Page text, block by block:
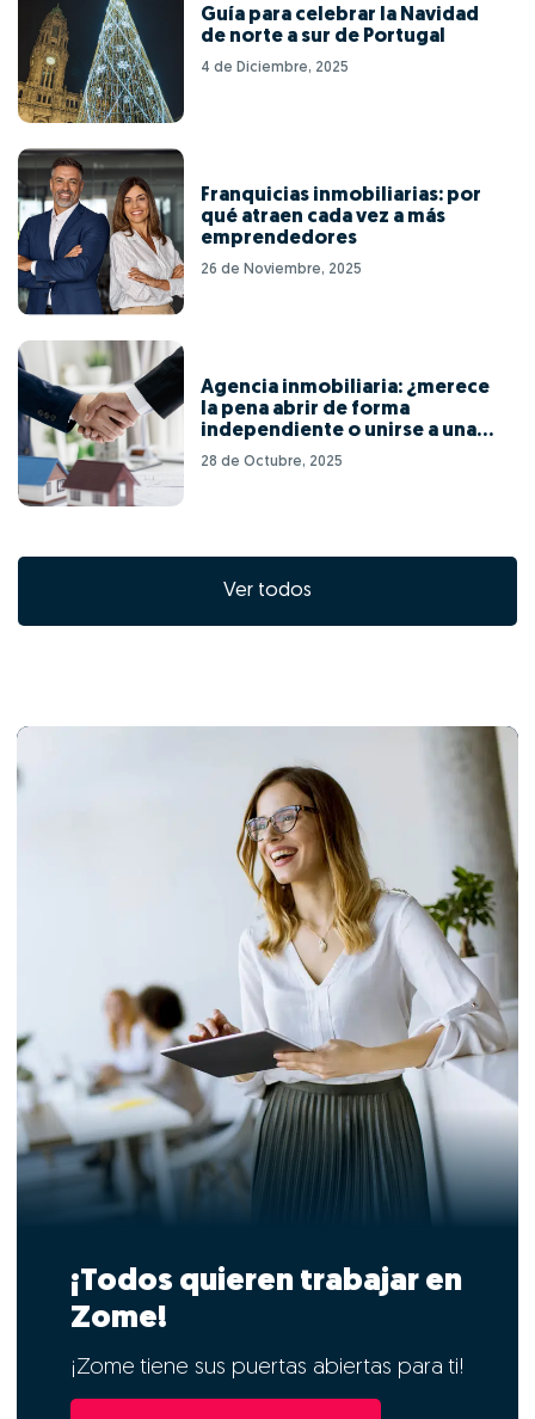
Guía para celebrar la Navidad
de norte a sur de Portugal
4 de Diciembre, 2025
Franquicias inmobiliarias: por
qué atraen cada vez a más
emprendedores
26 de Noviembre, 2025
Agencia inmobiliaria: ¿merece
la pena abrir de forma
independiente o unirse a una
red de franquicias?
28 de Octubre, 2025
Ver todos
¡Todos quieren trabajar en
Zome!
¡Zome tiene sus puertas abiertas para ti!